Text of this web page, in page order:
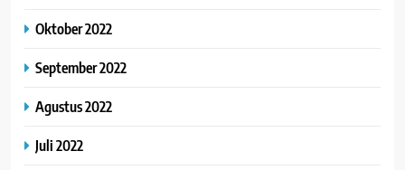
Oktober 2022
September 2022
Agustus 2022
Juli 2022